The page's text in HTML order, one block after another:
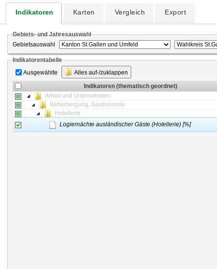
Indikatoren Karten Vergleich Export
Gebiets- und Jahresauswahl
Gebietsauswahl
Indikatorentabelle
Ausgewählte
Alles auf-/zuklappen
Indikatoren (thematisch geordnet)
Arbeit und Unternehmen
Beherbergung, Gastronomie
Hotellerie
Logiernächte ausländischer Gäste (Hotellerie) [%]